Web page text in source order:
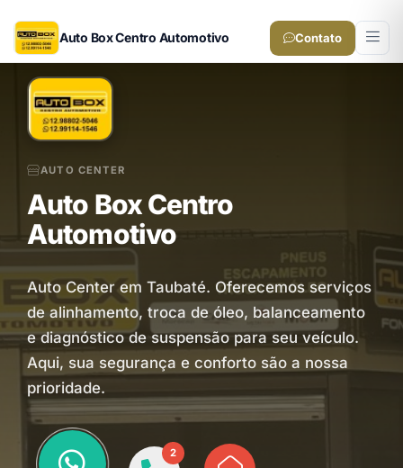
Auto Box Centro Automotivo Contato
AUTO CENTER
Auto Box Centro
Automotivo
Auto Center em Taubaté. Oferecemos serviços
de alinhamento, troca de óleo, balanceamento
e diagnóstico de suspensão para seu veículo.
Aqui, sua segurança e conforto são a nossa
prioridade.
2